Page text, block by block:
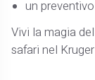
un
Vivi la magia
safari nel